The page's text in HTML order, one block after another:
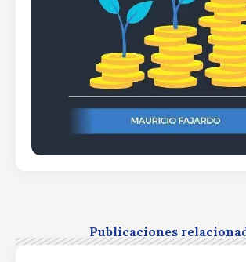
Publicaciones